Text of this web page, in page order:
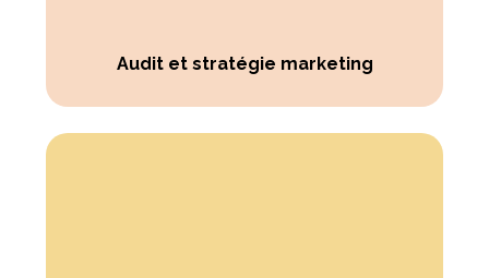
Audit et stratégie marketing